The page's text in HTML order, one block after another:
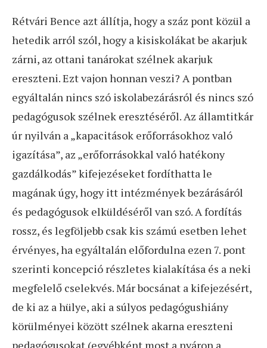
Rétvári Bence azt állítja, hogy a száz pont közül a
hetedik arról szól, hogy a kisiskolákat be akarjuk
zárni, az ottani tanárokat szélnek akarjuk
ereszteni. Ezt vajon honnan veszi? A pontban
egyáltalán nincs szó iskolabezárásról és nincs szó
pedagógusok szélnek eresztéséről. Az államtitkár
úr nyilván a „kapacitások erőforrásokhoz való
igazítása”, az „erőforrásokkal való hatékony
gazdálkodás” kifejezéseket fordíthatta le
magának úgy, hogy itt intézmények bezárásáról
és pedagógusok elküldéséről van szó. A fordítás
rossz, és legföljebb csak kis számú esetben lehet
érvényes, ha egyáltalán előfordulna ezen 7. pont
szerinti koncepció részletes kialakítása és a neki
megfelelő cselekvés. Már bocsánat a kifejezésért,
de ki az a hülye, aki a súlyos pedagógushiány
körülményei között szélnek akarna ereszteni
pedagógusokat (egyébként most a nyáron a